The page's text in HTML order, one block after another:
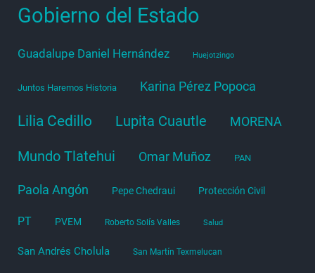
Gobierno del Estado
Guadalupe Daniel Hernández Huejotzingo
Juntos Haremos Historia Karina Pérez Popoca
Lilia Cedillo Lupita Cuautle MORENA
Mundo Tlatehui Omar Muñoz PAN
Paola Angón Pepe Chedraui Protección Civil
PT PVEM Roberto Solís Valles Salud
San Andrés Cholula San Martín Texmelucan